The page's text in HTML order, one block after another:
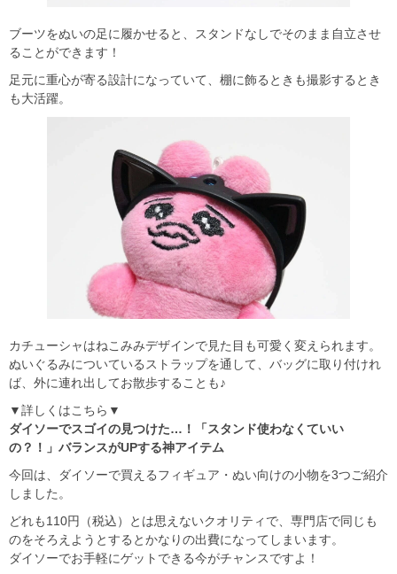
ブーツをぬいの足に履かせると、スタンドなしでそのまま自立させ
ることができます！
足元に重心が寄る設計になっていて、棚に飾るときも撮影するとき
も大活躍。
カチューシャはねこみみデザインで見た目も可愛く変えられます。
ぬいぐるみについているストラップを通して、バッグに取り付けれ
ば、外に連れ出してお散歩することも♪
▼詳しくはこちら▼
ダイソーでスゴイの見つけた…！「スタンド使わなくていい
の？！」バランスがUPする神アイテム
今回は、ダイソーで買えるフィギュア・ぬい向けの小物を3つご紹介
しました。
どれも110円（税込）とは思えないクオリティで、専門店で同じも
のをそろえようとするとかなりの出費になってしまいます。
ダイソーでお手軽にゲットできる今がチャンスですよ！